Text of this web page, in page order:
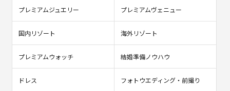
プレミアムジュエリー プレミアムヴェニュー
国内リゾート 海外リゾート
プレミアムウォッチ 結婚準備ノウハウ
ドレス フォトウエディング・前撮り